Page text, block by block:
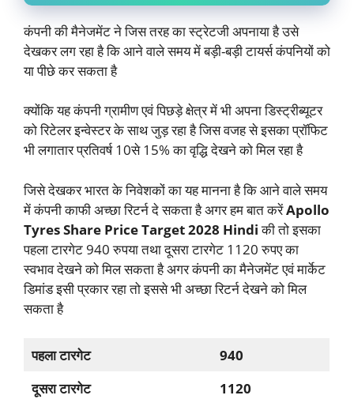
कंपनी की मैनेजमेंट ने जिस तरह का स्ट्रेटजी अपनाया है उसे
देखकर लग रहा है कि आने वाले समय में बड़ी-बड़ी टायर्स कंपनियों को
या पीछे कर सकता है
क्योंकि यह कंपनी ग्रामीण एवं पिछड़े क्षेत्र में भी अपना डिस्ट्रीब्यूटर
को रिटेलर इन्वेस्टर के साथ जुड़ रहा है जिस वजह से इसका प्रॉफिट
भी लगातार प्रतिवर्ष 10से 15% का वृद्धि देखने को मिल रहा है
जिसे देखकर भारत के निवेशकों का यह मानना है कि आने वाले समय
में कंपनी काफी अच्छा रिटर्न दे सकता है अगर हम बात करेंApollo
Tyres Share Price Target 2028 Hindiकी तो इसका
पहला टारगेट 940 रुपया तथा दूसरा टारगेट 1120 रुपए का
स्वभाव देखने को मिल सकता है अगर कंपनी का मैनेजमेंट एवं मार्केट
डिमांड इसी प्रकार रहा तो इससे भी अच्छा रिटर्न देखने को मिल
सकता है
पहला टारगेट
940
दूसरा टारगेट
1120